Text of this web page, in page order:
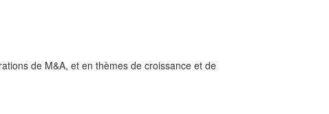
de M&A, et en thèmes de croissance et de